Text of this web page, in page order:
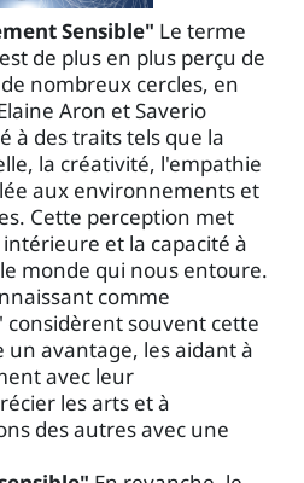
Sensible" Le terme
de plus en plus perçu de
nombreux cercles, en
Aron et Saverio
à des traits tels que la
la créativité, l'empathie
aux environnements et
Cette perception met
et la capacité à
monde qui nous entoure.
comme
souvent cette
avantage, les aidant à
avec leur
les arts et à
des autres avec une